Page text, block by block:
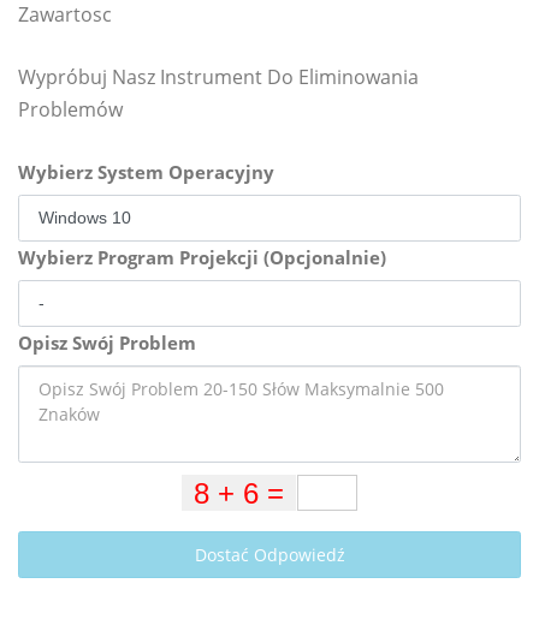
Zawartosc
Wypróbuj Nasz Instrument Do Eliminowania
Problemów
Wybierz System Operacyjny
Wybierz Program Projekcji (Opcjonalnie)
Opisz Swój Problem
Dostać Odpowiedź